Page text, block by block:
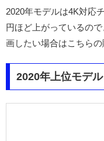
2020年モデルは4K対応
円ほど上がっているの
画したい場合はこちらの
2020年上位モデル